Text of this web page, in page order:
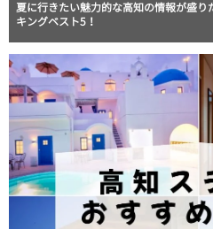
夏に行きたい魅力的な高知の情報が盛
キングベスト5！